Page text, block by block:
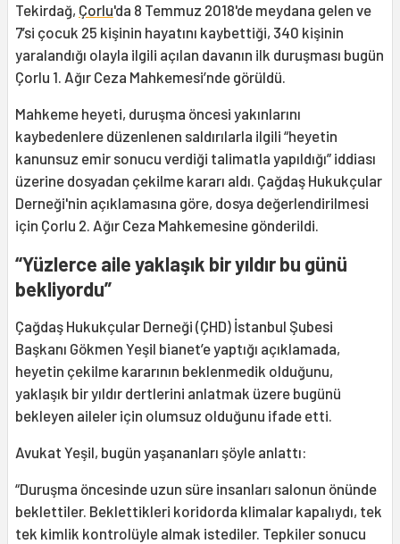
Tekirdağ, Çorlu'da 8 Temmuz 2018'de meydana gelen ve
7’si çocuk 25 kişinin hayatını kaybettiği, 340 kişinin
yaralandığı olayla ilgili açılan davanın ilk duruşması bugün
Çorlu 1. Ağır Ceza Mahkemesi’nde görüldü.
Mahkeme heyeti, duruşma öncesi yakınlarını
kaybedenlere düzenlenen saldırılarla ilgili “heyetin
kanunsuz emir sonucu verdiği talimatla yapıldığı” iddiası
üzerine dosyadan çekilme kararı aldı. Çağdaş Hukukçular
Derneği'nin açıklamasına göre, dosya değerlendirilmesi
için Çorlu 2. Ağır Ceza Mahkemesine gönderildi.
“Yüzlerce aile yaklaşık bir yıldır bu günü
bekliyordu”
Çağdaş Hukukçular Derneği (ÇHD) İstanbul Şubesi
Başkanı Gökmen Yeşil bianet’e yaptığı açıklamada,
heyetin çekilme kararının beklenmedik olduğunu,
yaklaşık bir yıldır dertlerini anlatmak üzere bugünü
bekleyen aileler için olumsuz olduğunu ifade etti.
Avukat Yeşil, bugün yaşananları şöyle anlattı:
“Duruşma öncesinde uzun süre insanları salonun önünde
beklettiler. Beklettikleri koridorda klimalar kapalıydı, tek
tek kimlik kontrolüyle almak istediler. Tepkiler sonucu